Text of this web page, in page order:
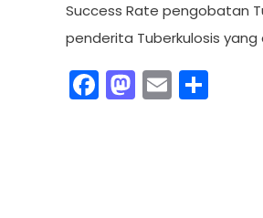
Success Rate pengobatan
penderita Tuberkulosis
Facebook
Mastodon
Email